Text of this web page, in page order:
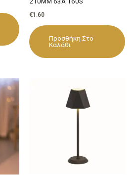
€1.60
Προσθήκη Στο
Καλάθι